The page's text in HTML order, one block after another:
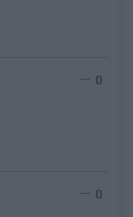
0
0